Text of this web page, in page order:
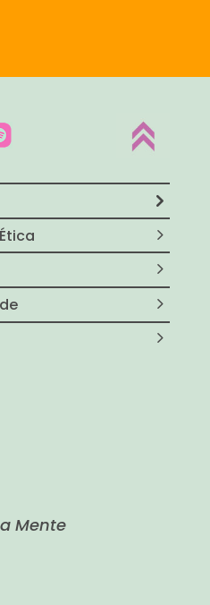
Mente